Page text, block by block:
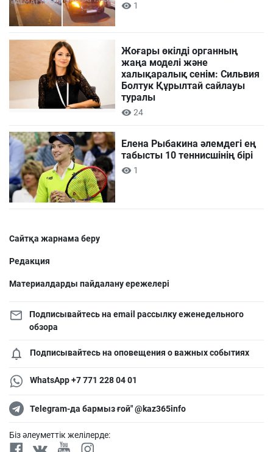
1
Жоғары өкілді органның
жаңа моделі және
халықаралық сенім: Сильвия
Болтук Құрылтай сайлауы
туралы
24
Елена Рыбакина әлемдегі ең
табысты 10 теннисшінің бірі
1
Сайтқа жарнама беру
Редакция
Материалдарды пайдалану ережелері
Подписывайтесь на email рассылку еженедельного
обзора
Подписывайтесь на оповещения о важных событиях
WhatsApp +7 771 228 04 01
Telegram-да бармыз ғой" @kaz365info
Біз әлеуметтік желілерде: